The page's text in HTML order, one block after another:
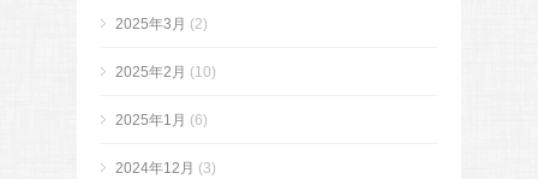
2025年3月 (2)
2025年2月 (10)
2025年1月 (6)
2024年12月 (3)